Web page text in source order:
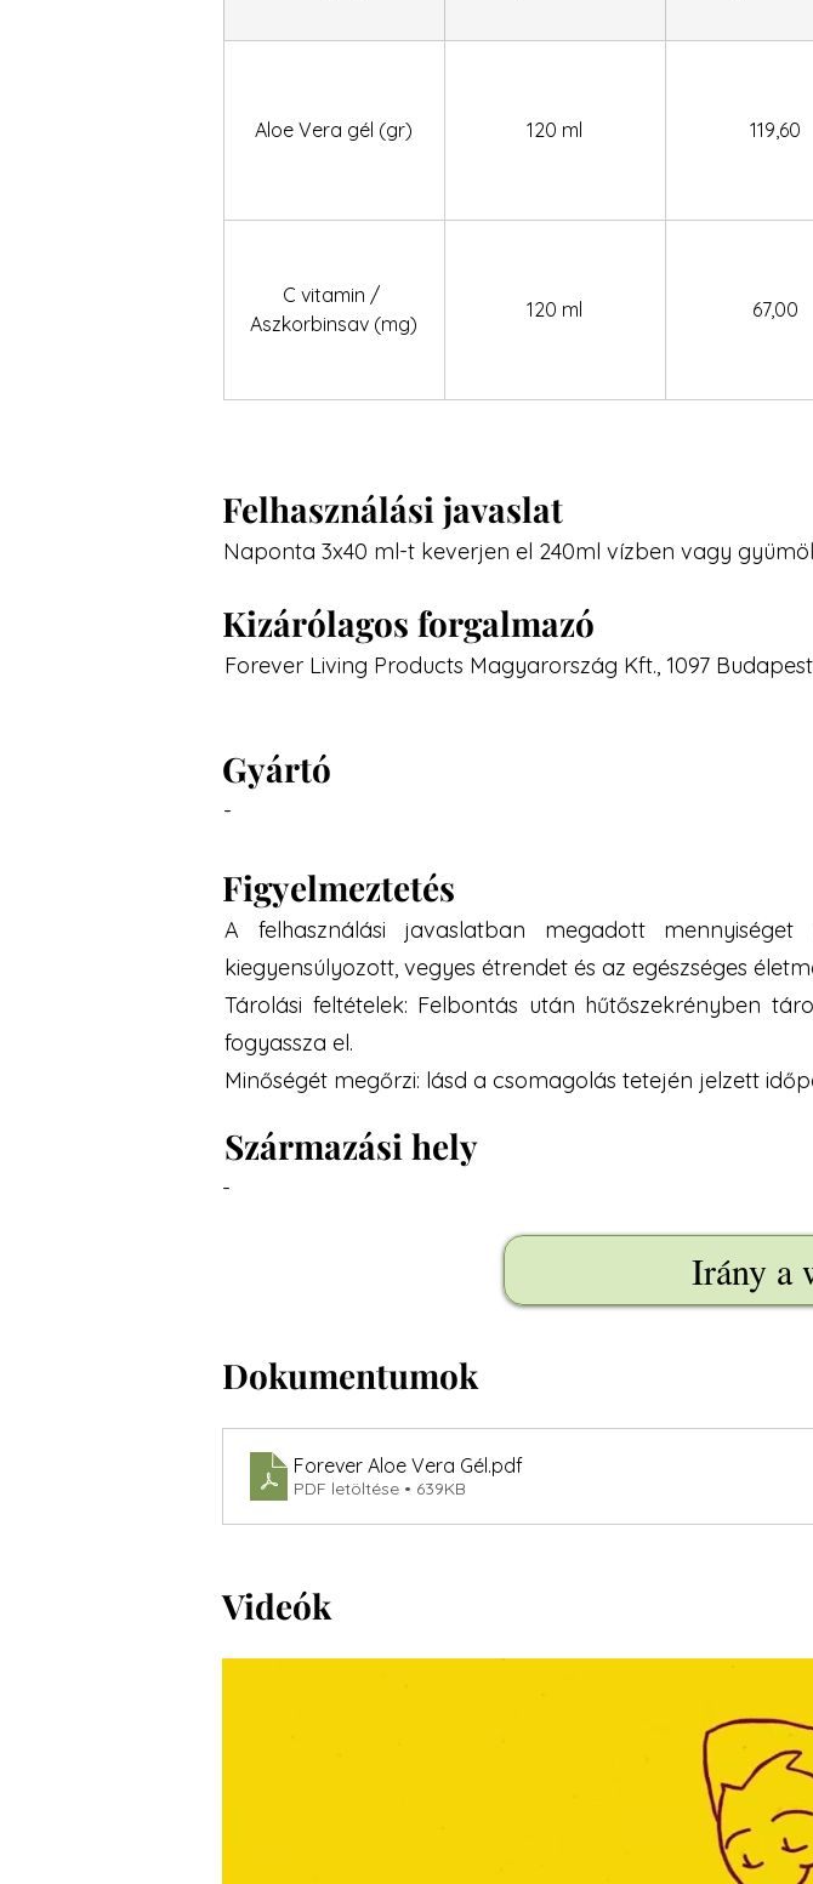
Aloe Vera gél (gr) 120 ml 119,60
C vitamin /
Aszkorbinsav (mg)
120 ml 67,00
Felhasználási javaslat
Naponta 3x40 ml-t keverjen el 240ml vízben vagy
Kizárólagos forgalmazó
Forever Living Products Magyarország Kft., 1097
Gyártó
-
Figyelmeztetés
A felhasználási javaslatban megadott
kiegyensúlyozott, vegyes étrendet és az egészséges
Tárolási feltételek: Felbontás után hűtőszekrényben
fogyassza el.
Minőségét megőrzi: lásd a csomagolás tetején jelzett
Származási hely
-
Irány a
Dokumentumok
Forever Aloe Vera Gél.pdf
PDF letöltése • 639KB
Videók